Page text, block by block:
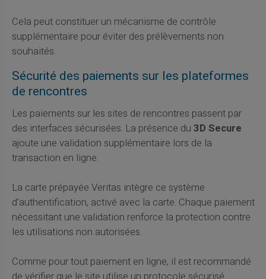
Cela peut constituer un mécanisme de contrôle
supplémentaire pour éviter des prélèvements non
souhaités.
Sécurité des paiements sur les plateformes
de rencontres
Les paiements sur les sites de rencontres passent par
des interfaces sécurisées. La présence du 3D Secure
ajoute une validation supplémentaire lors de la
transaction en ligne.
La carte prépayée Veritas intègre ce système
d'authentification, activé avec la carte. Chaque paiement
nécessitant une validation renforce la protection contre
les utilisations non autorisées.
Comme pour tout paiement en ligne, il est recommandé